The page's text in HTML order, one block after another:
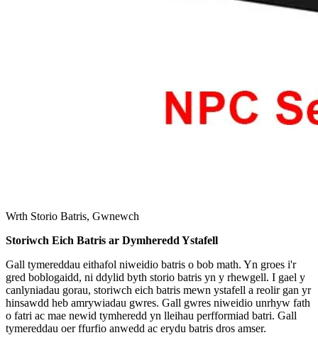
Wrth Storio Batris, Gwnewch
Storiwch Eich Batris ar Dymheredd Ystafell
Gall tymereddau eithafol niweidio batris o bob math. Yn groes i'r
gred boblogaidd, ni ddylid byth storio batris yn y rhewgell. I gael y
canlyniadau gorau, storiwch eich batris mewn ystafell a reolir gan yr
hinsawdd heb amrywiadau gwres. Gall gwres niweidio unrhyw fath
o fatri ac mae newid tymheredd yn lleihau perfformiad batri. Gall
tymereddau oer ffurfio anwedd ac erydu batris dros amser.